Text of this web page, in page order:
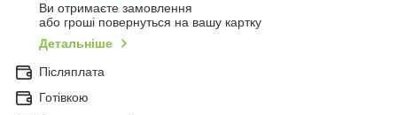
Ви отримаєте замовлення
або гроші повернуться на вашу картку
Детальніше
Післяплата
Готівкою